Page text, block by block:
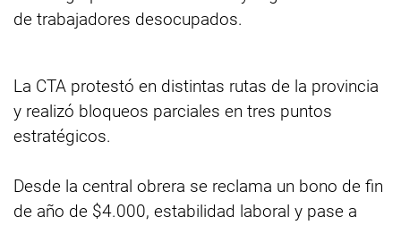
de trabajadores desocupados.
La CTA protestó en distintas rutas de la provincia
y realizó bloqueos parciales en tres puntos
estratégicos.
Desde la central obrera se reclama un bono de fin
de año de $4.000, estabilidad laboral y pase a